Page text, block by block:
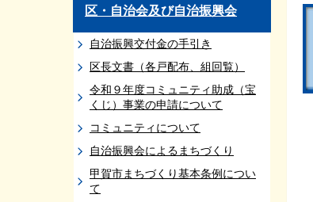
区・自治会及び自治振興会
自治振興交付金の手引き
区長文書（各戸配布、組回覧）
令和９年度コミュニティ助成（宝
くじ）事業の申請について
コミュニティについて
自治振興会によるまちづくり
甲賀市まちづくり基本条例につい
て